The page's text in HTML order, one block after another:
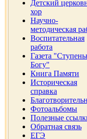
Детский
хор
Научно-
методическая
Воспитательная
работа
Газета
Богу"
Книга Памяти
Историческая
справка
Фотоальбомы
Полезные
Обратная связь
ЕГЭ